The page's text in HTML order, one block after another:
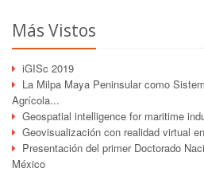
Más Vistos
iGISc 2019
La Milpa Maya Peninsular como
Agrícola...
Geospatial intelligence for maritime
Geovisualización con realidad virtual
Presentación del primer Doctorado
México